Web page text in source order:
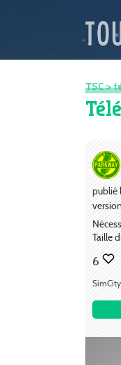
TSC>
publié
Taille
6